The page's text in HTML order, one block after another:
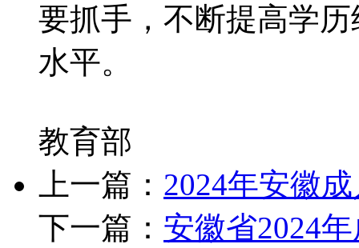
要抓手，不断提高学
水平。
教育部
上一篇： 2024年安徽
下一篇： 安徽省2024